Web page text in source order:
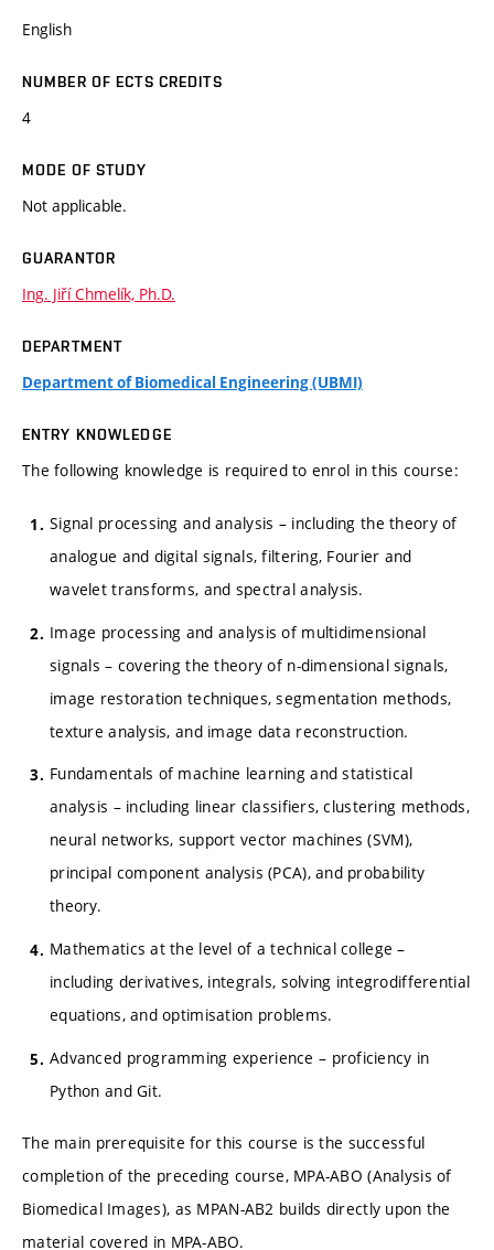
English
NUMBER OF ECTS CREDITS
4
MODE OF STUDY
Not applicable.
GUARANTOR
Ing. Jiří Chmelík, Ph.D.
DEPARTMENT
Department of Biomedical Engineering (UBMI)
ENTRY KNOWLEDGE
The following knowledge is required to enrol in this course:
Signal processing and analysis – including the theory of
analogue and digital signals, filtering, Fourier and
wavelet transforms, and spectral analysis.
Image processing and analysis of multidimensional
signals – covering the theory of n-dimensional signals,
image restoration techniques, segmentation methods,
texture analysis, and image data reconstruction.
Fundamentals of machine learning and statistical
analysis – including linear classifiers, clustering methods,
neural networks, support vector machines (SVM),
principal component analysis (PCA), and probability
theory.
Mathematics at the level of a technical college –
including derivatives, integrals, solving integrodifferential
equations, and optimisation problems.
Advanced programming experience – proficiency in
Python and Git.
The main prerequisite for this course is the successful
completion of the preceding course, MPA-ABO (Analysis of
Biomedical Images), as MPAN-AB2 builds directly upon the
material covered in MPA-ABO.